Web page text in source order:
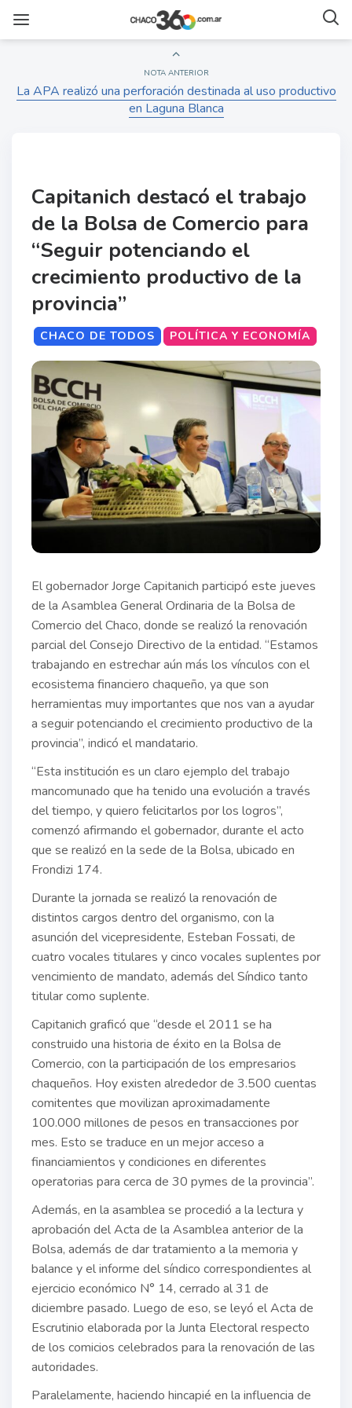
NOTA ANTERIOR
La APA realizó una perforación destinada al uso productivo
en Laguna Blanca
Capitanich destacó el trabajo
de la Bolsa de Comercio para
“Seguir potenciando el
crecimiento productivo de la
provincia”
CHACO DE TODOS POLÍTICA Y ECONOMÍA
El gobernador Jorge Capitanich participó este jueves
de la Asamblea General Ordinaria de la Bolsa de
Comercio del Chaco, donde se realizó la renovación
parcial del Consejo Directivo de la entidad. “Estamos
trabajando en estrechar aún más los vínculos con el
ecosistema financiero chaqueño, ya que son
herramientas muy importantes que nos van a ayudar
a seguir potenciando el crecimiento productivo de la
provincia”, indicó el mandatario.
“Esta institución es un claro ejemplo del trabajo
mancomunado que ha tenido una evolución a través
del tiempo, y quiero felicitarlos por los logros”,
comenzó afirmando el gobernador, durante el acto
que se realizó en la sede de la Bolsa, ubicado en
Frondizi 174.
Durante la jornada se realizó la renovación de
distintos cargos dentro del organismo, con la
asunción del vicepresidente, Esteban Fossati, de
cuatro vocales titulares y cinco vocales suplentes por
vencimiento de mandato, además del Síndico tanto
titular como suplente.
Capitanich graficó que “desde el 2011 se ha
construido una historia de éxito en la Bolsa de
Comercio, con la participación de los empresarios
chaqueños. Hoy existen alrededor de 3.500 cuentas
comitentes que movilizan aproximadamente
100.000 millones de pesos en transacciones por
mes. Esto se traduce en un mejor acceso a
financiamientos y condiciones en diferentes
operatorias para cerca de 30 pymes de la provincia”.
Además, en la asamblea se procedió a la lectura y
aprobación del Acta de la Asamblea anterior de la
Bolsa, además de dar tratamiento a la memoria y
balance y el informe del síndico correspondientes al
ejercicio económico N° 14, cerrado al 31 de
diciembre pasado. Luego de eso, se leyó el Acta de
Escrutinio elaborada por la Junta Electoral respecto
de los comicios celebrados para la renovación de las
autoridades.
Paralelamente, haciendo hincapié en la influencia de